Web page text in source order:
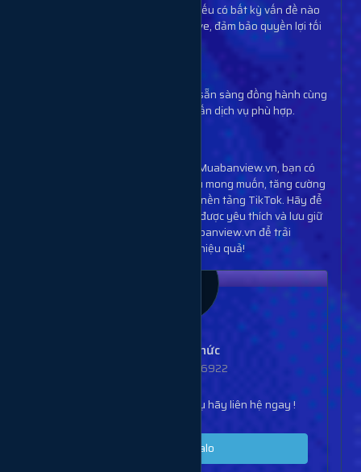
Muabanview.vn sẵn sàng hỗ trợ nếu có bất kỳ vấn đề nào
phát sinh trong quá trình tăng save, đảm bảo quyền lợi tối
Đội ngũ hỗ trợ của chúng tôi luôn sẵn sàng đồng hành cùng
bạn, giải đáp mọi thắc mắc và tư vấn dịch vụ phù hợp.
tại Muabanview.vn, bạn có
thể nhanh chóng đạt được lượt lưu mong muốn, tăng cường
tương tác và xây dựng uy tín trên nền tảng TikTok. Hãy để
video của bạn trở thành nội dung được yêu thích và lưu giữ
nhiều nhất – liên hệ ngay với Muabanview.vn để trải
nghiệm dịch vụ chất lượng cao và hiệu quả!
Lê Công Thức
SĐT: 0932566922
Bạn đang cần tư vấn dịch vụ hãy liên hệ ngay !
Nhắn tin Zalo